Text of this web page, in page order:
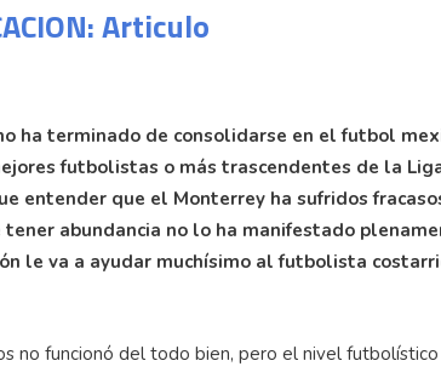
Articulo
ha terminado de consolidarse en el futbol
futbolistas o más trascendentes de la
entender que el Monterrey ha sufridos
abundancia no lo ha manifestado
le va a ayudar muchísimo al futbolista
no funcionó del todo bien, pero el nivel